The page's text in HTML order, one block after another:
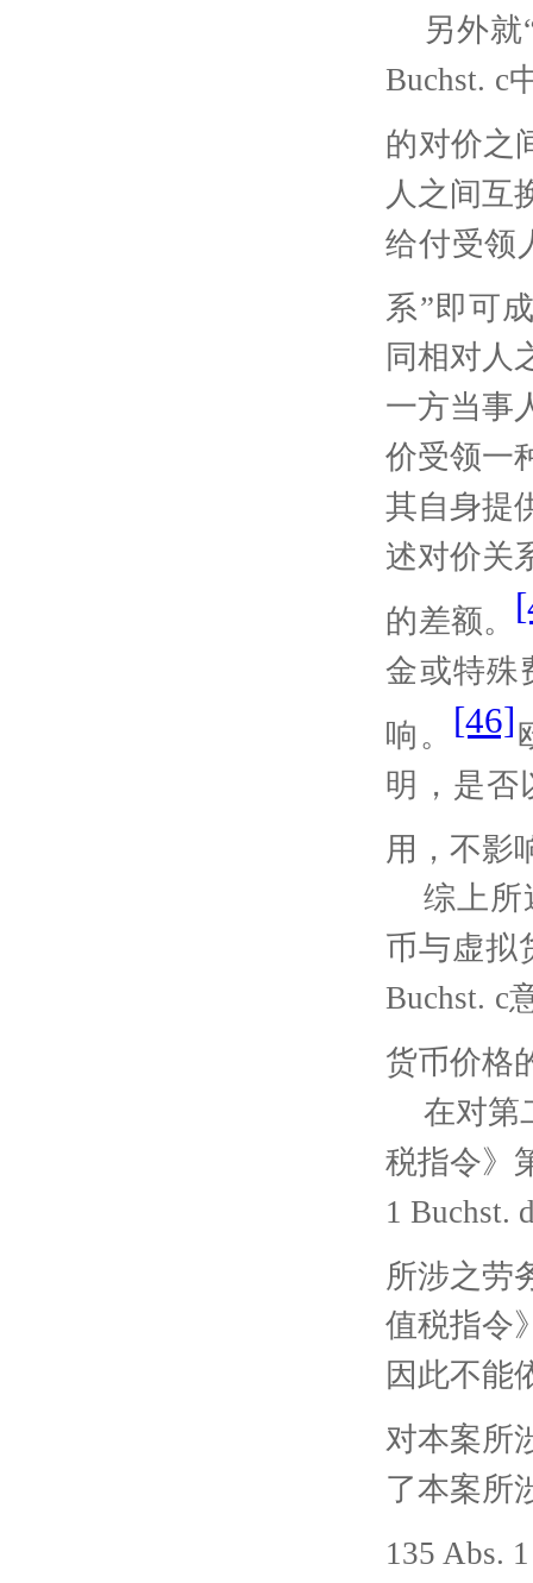
另外就
Buchst. c
的对价之
人之间互
给付受领
系”即可
同相对人
一方当事
价受领一
其自身提
述对价关
的差额。
金或特殊
响。
[46]
明，是否
用，不影
综上所
币与虚拟
Buchst. c
货币价格
在对第
税指令》
1 Buchst.
所涉之劳
值税指令
因此不能
对本案所
了本案所
135 Abs.